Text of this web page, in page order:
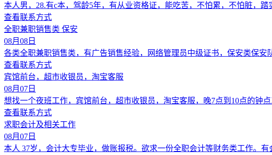
本人男，28.有c本，驾龄5年，有从业资格证，能吃苦，不怕累，不怕脏，
查看联系方式
全职兼职销售类 保安
08月08日
各类全职兼职销售类，有广告销售经验，网络管理员中级证书，保安类保
查看联系方式
宾馆前台，超市收银员，淘宝客服
08月07日
想找一个夜班工作，宾馆前台，超市收银员，淘宝客服，晚7点到10点的钟
查看联系方式
求职会计及相关工作
08月07日
本人 37岁，会计大专毕业，做账报税。欲求一份全职会计等财务类工作。有